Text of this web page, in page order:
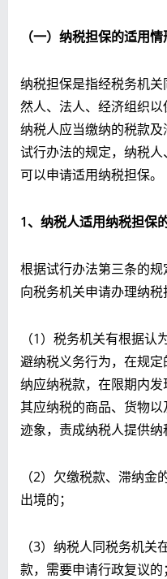
（一）纳税担保的适用情
纳税担保是指经税务机
然人、法人、经济组织
纳税人应当缴纳的税款
试行办法的规定，纳税
可以申请适用纳税担保。
1、纳税人适用纳税担保
根据试行办法第三条的
向税务机关申请办理纳税
（1）税务机关有根据
避纳税义务行为，在规
纳应纳税款，在限期内
其应纳税的商品、货物
迹象，责成纳税人提供纳
（2）欠缴税款、滞纳
出境的；
（3）纳税人同税务机
款，需要申请行政复议的；